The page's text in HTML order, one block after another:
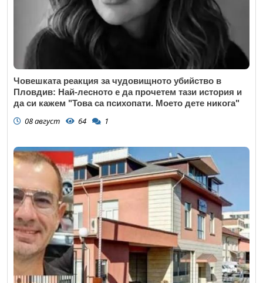
Човешката реакция за чудовищното убийство в
Пловдив: Най-лесното е да прочетем тази история и
да си кажем "Това са психопати. Моето дете никога"
08 август 64 1